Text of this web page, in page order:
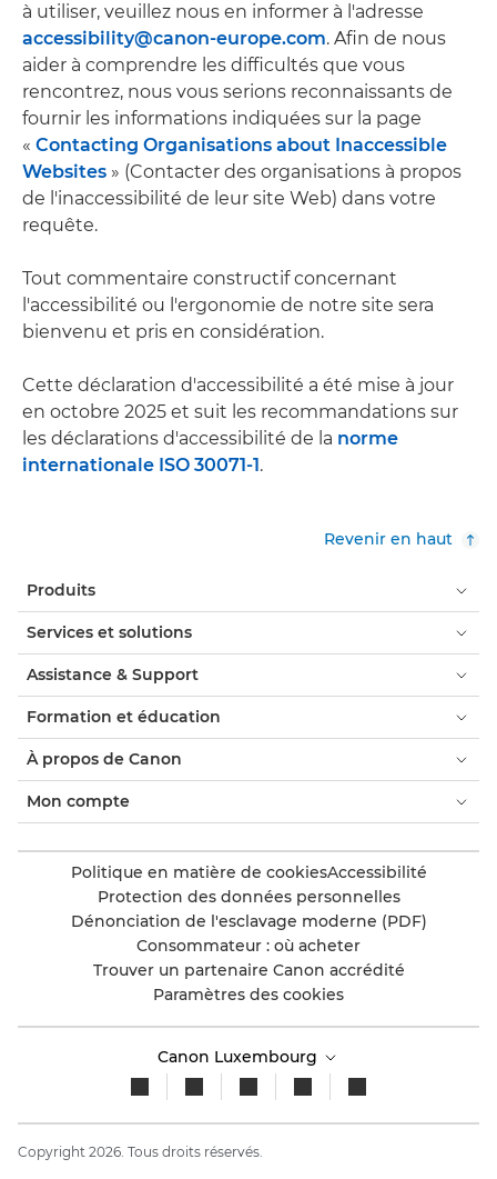
à utiliser, veuillez nous en informer à l'adresse
accessibility@canon-europe.com. Afin de nous
aider à comprendre les difficultés que vous
rencontrez, nous vous serions reconnaissants de
fournir les informations indiquées sur la page
« Contacting Organisations about Inaccessible
Websites » (Contacter des organisations à propos
de l'inaccessibilité de leur site Web) dans votre
requête.
Tout commentaire constructif concernant
l'accessibilité ou l'ergonomie de notre site sera
bienvenu et pris en considération.
Cette déclaration d'accessibilité a été mise à jour
en octobre 2025 et suit les recommandations sur
les déclarations d'accessibilité de la norme
internationale ISO 30071-1.
Revenir en haut
Produits
Services et solutions
Assistance & Support
Formation et éducation
À propos de Canon
Mon compte
Politique en matière de cookiesAccessibilité
Protection des données personnelles
Dénonciation de l'esclavage moderne (PDF)
Consommateur : où acheter
Trouver un partenaire Canon accrédité
Paramètres des cookies
Canon Luxembourg
Copyright 2026. Tous droits réservés.